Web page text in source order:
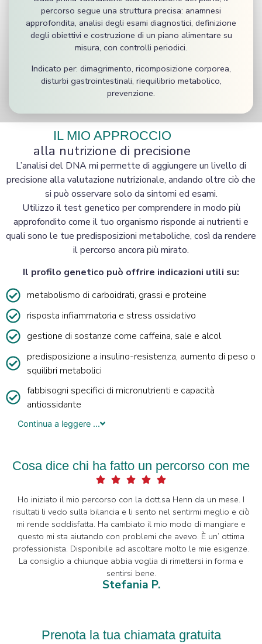
percorso segue una struttura precisa: anamnesi
approfondita, analisi degli esami diagnostici, definizione
degli obiettivi e costruzione di un piano alimentare su
misura, con controlli periodici.
Indicato per: dimagrimento, ricomposizione corporea,
disturbi gastrointestinali, riequilibrio metabolico,
prevenzione.
IL MIO APPROCCIO
alla nutrizione di precisione
L’analisi del DNA mi permette di aggiungere un livello di
precisione alla valutazione nutrizionale, andando oltre ciò che
si può osservare solo da sintomi ed esami.
Utilizzo il test genetico per comprendere in modo più
approfondito come il tuo organismo risponde ai nutrienti e
quali sono le tue predisposizioni metaboliche, così da rendere
il percorso ancora più mirato.
Il profilo genetico può offrire indicazioni utili su:
metabolismo di carboidrati, grassi e proteine
risposta infiammatoria e stress ossidativo
gestione di sostanze come caffeina, sale e alcol
predisposizione a insulino-resistenza, aumento di peso o
squilibri metabolici
fabbisogni specifici di micronutrienti e capacità
antiossidante
Continua a leggere ...
Cosa dice chi ha fatto un percorso con me
Ho iniziato il mio percorso con la dott.sa Henn da un mese. I
risultati li vedo sulla bilancia e li sento nel sentirmi meglio e ciò
mi rende soddisfatta. Ha cambiato il mio modo di mangiare e
questo mi sta aiutando con problemi che avevo. È un’ ottima
professionista. Disponibile ad ascoltare molto le mie esigenze.
La consiglio a chiunque abbia voglia di rimettersi in forma e
sentirsi bene.
Stefania P.
Prenota la tua chiamata gratuita